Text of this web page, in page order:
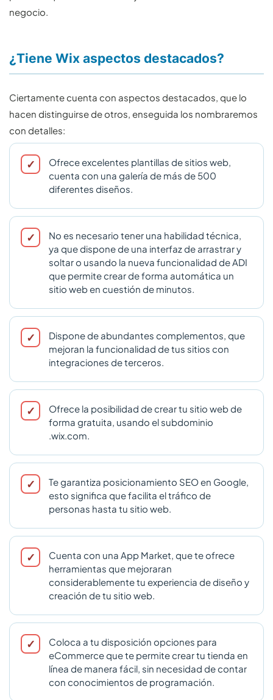
negocio.
¿Tiene Wix aspectos destacados?
Ciertamente cuenta con aspectos destacados, que lo
hacen distinguirse de otros, enseguida los nombraremos
con detalles:
Ofrece excelentes plantillas de sitios web,
cuenta con una galería de más de 500
diferentes diseños.
No es necesario tener una habilidad técnica,
ya que dispone de una interfaz de arrastrar y
soltar o usando la nueva funcionalidad de ADI
que permite crear de forma automática un
sitio web en cuestión de minutos.
Dispone de abundantes complementos, que
mejoran la funcionalidad de tus sitios con
integraciones de terceros.
Ofrece la posibilidad de crear tu sitio web de
forma gratuita, usando el subdominio
.wix.com.
Te garantiza posicionamiento SEO en Google,
esto significa que facilita el tráfico de
personas hasta tu sitio web.
Cuenta con una App Market, que te ofrece
herramientas que mejoraran
considerablemente tu experiencia de diseño y
creación de tu sitio web.
Coloca a tu disposición opciones para
eCommerce que te permite crear tu tienda en
línea de manera fácil, sin necesidad de contar
con conocimientos de programación.